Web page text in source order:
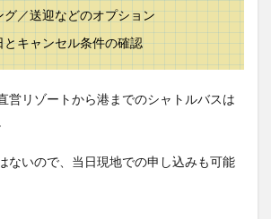
グ／送迎などのオプション
とキャンセル条件の確認
営リゾートから港までのシャトルバスは
ないので、当日現地での申し込みも可能